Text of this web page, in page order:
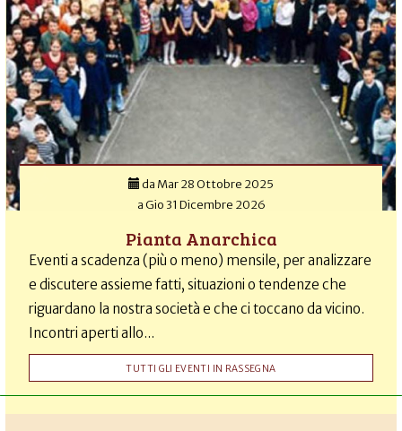
da Mar 28 Ottobre 2025
aGio 31 Dicembre 2026
Pianta Anarchica
Eventi a scadenza (più o meno) mensile, per analizzare
e discutere assieme fatti, situazioni o tendenze che
riguardano la nostra società e che ci toccano da vicino.
Incontri aperti allo...
TUTTI GLI EVENTI IN RASSEGNA